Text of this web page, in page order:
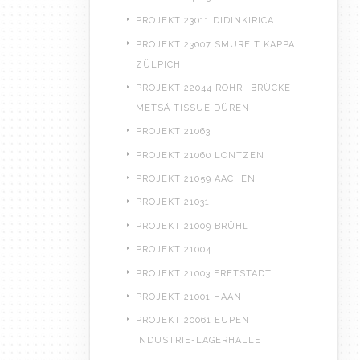
PROJEKT 23011 DIDINKIRICA
PROJEKT 23007 SMURFIT KAPPA
ZÜLPICH
PROJEKT 22044 ROHR- BRÜCKE
METSÄ TISSUE DÜREN
PROJEKT 21063
PROJEKT 21060 LONTZEN
PROJEKT 21059 AACHEN
PROJEKT 21031
PROJEKT 21009 BRÜHL
PROJEKT 21004
PROJEKT 21003 ERFTSTADT
PROJEKT 21001 HAAN
PROJEKT 20061 EUPEN
INDUSTRIE-LAGERHALLE